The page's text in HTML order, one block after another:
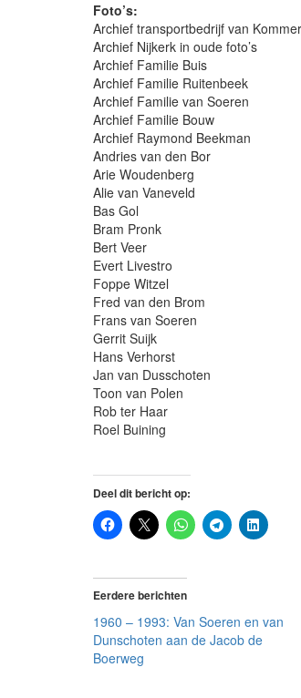
Foto’s:
Archief transportbedrijf van Kommer
Archief Nijkerk in oude foto’s
Archief Familie Buis
Archief Familie Ruitenbeek
Archief Familie van Soeren
Archief Familie Bouw
Archief Raymond Beekman
Andries van den Bor
Arie Woudenberg
Alie van Vaneveld
Bas Gol
Bram Pronk
Bert Veer
Evert Livestro
Foppe Witzel
Fred van den Brom
Frans van Soeren
Gerrit Suijk
Hans Verhorst
Jan van Dusschoten
Toon van Polen
Rob ter Haar
Roel Buining
Deel dit bericht op:
Eerdere berichten
1960 – 1993: Van Soeren en van
Dunschoten aan de Jacob de
Boerweg